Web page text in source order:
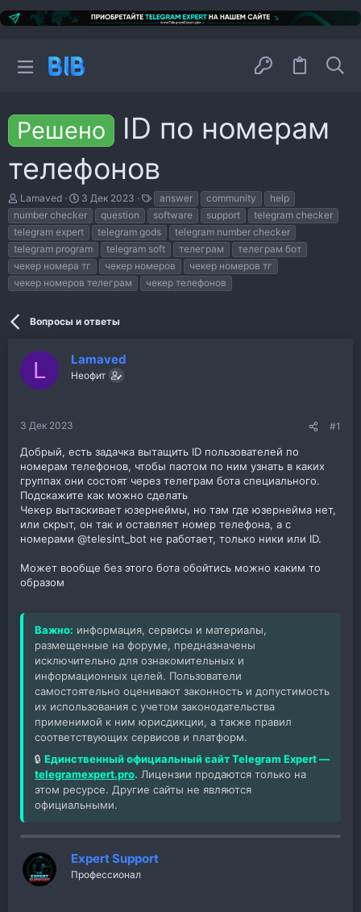
Решено
ID по номерам
телефонов
А
в
т
о
р
т
е
м
Lamaved
Д
а
т
а
н
а
ч
а
3 Дек 2023
е
г
и
answer community
help
number checker
question software support
telegram checker
telegram expert
telegram gods
telegram number checker
telegram program
telegram soft телеграм
телеграм бот
чекер номера тг
чекер номеров
чекер номеров тг
чекер номеров телеграм
чекер телефонов
Вопросы и ответы
L Lamaved
Неофит
3 Дек 2023 #1
Добрый, есть задачка вытащить ID пользователей по
номерам телефонов, чтобы паотом по ним узнать в каких
группах они состоят через телеграм бота специального.
Подскажите как можно сделать
Чекер вытаскивает юзернеймы, но там где юзернейма нет,
или скрыт, он так и оставляет номер телефона, а с
номерами @telesint_bot не работает, только ники или ID.
Может вообще без этого бота обойтись можно каким то
образом
Важно: информация, сервисы и материалы,
размещенные на форуме, предназначены
исключительно для ознакомительных и
информационных целей. Пользователи
самостоятельно оценивают законность и допустимость
их использования с учетом законодательства
применимой к ним юрисдикции, а также правил
соответствующих сервисов и платформ.
🔒 Единственный официальный сайт Telegram Expert —
telegramexpert.pro. Лицензии продаются только на
этом ресурсе. Другие сайты не являются
официальными.
Expert Support
Профессионал